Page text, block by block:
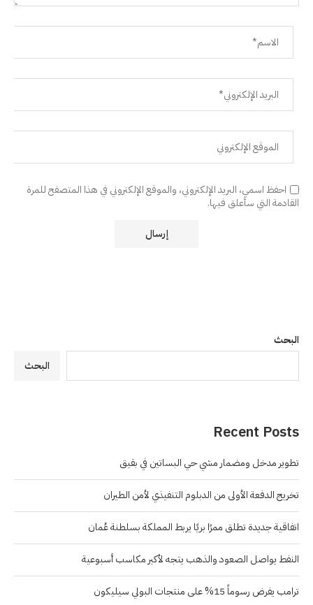
احفظ اسمي، البريد الإلكتروني، والموقع الإلكتروني في هذا المتصفح للمرة
القادمة التي سأعلق فيها.
البحث
البحث
Recent Posts
تطوير مدخل ومضمار مشي حي البساتين في بقيق
تخريج الدفعة الأولى من الدبلوم التنفيذي لأمن الطيران
اتفاقية جديدة تطلق ممرًا بريًا يربط المملكة بسلطنة عُمان
النفط يواصل الصعود والذهب يتجه لأكبر مكاسب أسبوعية
ترامب يفرض رسوماً 15% على منتجات البولي سيليكون